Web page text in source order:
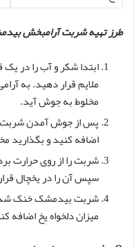
طرز تهیه شربت آرامبخش
ابتدا شکر و آب را در
ملایم قرار دهید. به
مخلوط به جوش آید.
پس از جوش آمدن شربت،
اضافه کنید و بگذارید
شربت را از روی حرارت
سپس آن را در یخچال
شربت بیدمشک خنک شده
میزان دلخواه یخ اضافه